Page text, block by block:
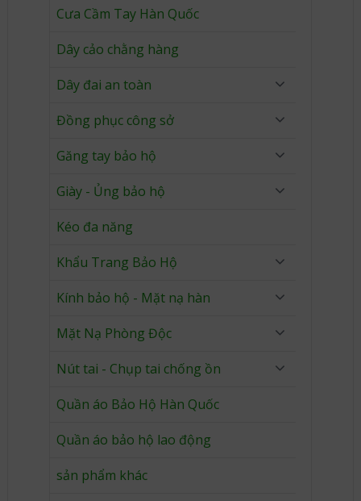
Cưa Cầm Tay Hàn Quốc
Dây cảo chằng hàng
Dây đai an toàn
Đồng phục công sở
Găng tay bảo hộ
Giày - Ủng bảo hộ
Kéo đa năng
Khẩu Trang Bảo Hộ
Kính bảo hộ - Mặt nạ hàn
Mặt Nạ Phòng Độc
Nút tai - Chụp tai chống ồn
Quần áo Bảo Hộ Hàn Quốc
Quần áo bảo hộ lao động
sản phẩm khác